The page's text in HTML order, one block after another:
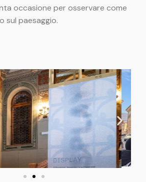
occasione per osservare come
sul paesaggio.